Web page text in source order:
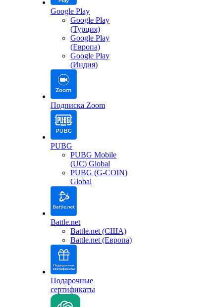
Google Play
Google Play
(Турция)
Google Play
(Европа)
Google Play
(Индия)
Подписка Zoom
PUBG
PUBG Mobile
(UC) Global
PUBG (G-COIN)
Global
Battle.net
Battle.net (США)
Battle.net (Европа)
Подарочные
сертификаты